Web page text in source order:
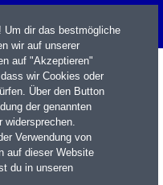
Um dir das bestmögliche
wir auf unserer
auf "Akzeptieren"
wir Cookies oder
Über den Button
der genannten
widersprechen.
Verwendung von
auf dieser Website
du in unseren